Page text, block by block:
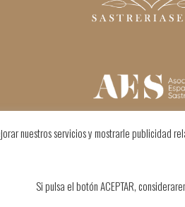
nuestros servicios y mostrarle publicidad
Si pulsa el botón ACEPTAR,